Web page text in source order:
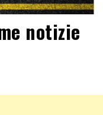
notizie